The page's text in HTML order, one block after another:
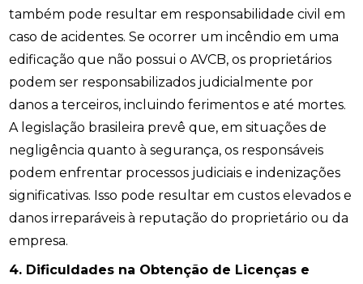
também pode resultar em responsabilidade civil em
caso de acidentes. Se ocorrer um incêndio em uma
edificação que não possui o AVCB, os proprietários
podem ser responsabilizados judicialmente por
danos a terceiros, incluindo ferimentos e até mortes.
A legislação brasileira prevê que, em situações de
negligência quanto à segurança, os responsáveis
podem enfrentar processos judiciais e indenizações
significativas. Isso pode resultar em custos elevados e
danos irreparáveis à reputação do proprietário ou da
empresa.
4. Dificuldades na Obtenção de Licenças e